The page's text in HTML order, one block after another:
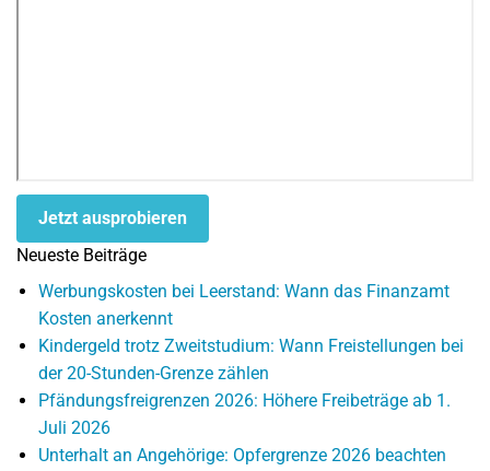
Jetzt ausprobieren
Neueste Beiträge
Werbungskosten bei Leerstand: Wann das Finanzamt
Kosten anerkennt
Kindergeld trotz Zweitstudium: Wann Freistellungen bei
der 20-Stunden-Grenze zählen
Pfändungsfreigrenzen 2026: Höhere Freibeträge ab 1.
Juli 2026
Unterhalt an Angehörige: Opfergrenze 2026 beachten